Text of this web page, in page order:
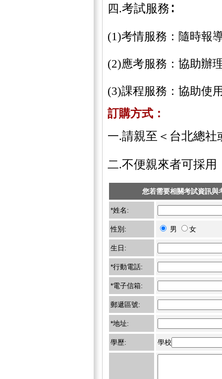
四.考試服務∶
(1)考情服務：隨時報
(2)應考服務：協助辦
(3)課程服務：協助使
訂購方式：
一.請親至＜台北總社
二.不便親來者可採用
您若需要相關考試資訊與
*姓名:
性別: 男 女
生日:
*行動電話:
*電子信箱:
郵遞區號:
*地址:
學歷: 學校